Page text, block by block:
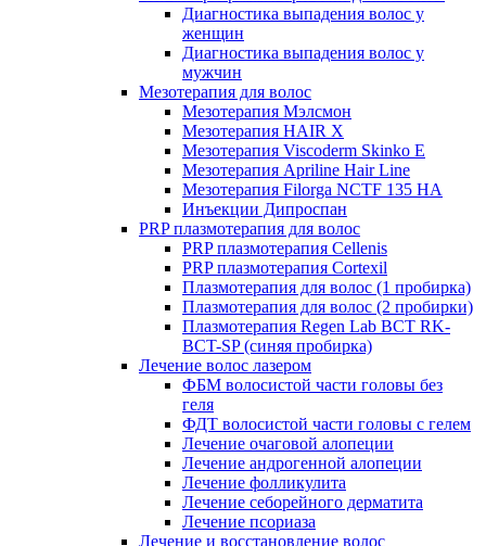
Диагностика выпадения волос у
женщин
Диагностика выпадения волос у
мужчин
Мезотерапия для волос
Мезотерапия Мэлсмон
Мезотерапия HAIR X
Мезотерапия Viscoderm Skinko E
Мезотерапия Apriline Hair Line
Мезотерапия Filorga NCTF 135 HA
Инъекции Дипроспан
PRP плазмотерапия для волос
PRP плазмотерапия Cellenis
PRP плазмотерапия Cortexil
Плазмотерапия для волос (1 пробирка)
Плазмотерапия для волос (2 пробирки)
Плазмотерапия Regen Lab BCT RK-
BCT-SP (синяя пробирка)
Лечение волос лазером
ФБМ волосистой части головы без
геля
ФДТ волосистой части головы с гелем
Лечение очаговой алопеции
Лечение андрогенной алопеции
Лечение фолликулита
Лечение себорейного дерматита
Лечение псориаза
Лечение и восстановление волос